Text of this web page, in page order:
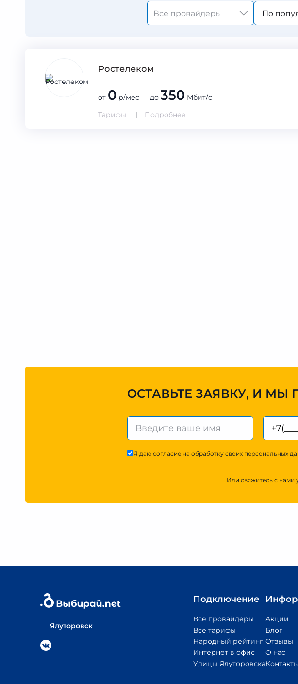
По
Ростелеком
от 0 р/мес до 350 Мбит/с
Тарифы
Подробнее
ОСТАВЬТЕ ЗАЯВКУ, И
Я даю согласие на обработку своих персональных
Или свяжитесь с нами
Ялуторовск
Подключение
Все провайдеры
Все тарифы
Народный рейтинг
Интернет в офис
Улицы Ялуторовска
Акции
Блог
Отзывы
О нас
Контакты